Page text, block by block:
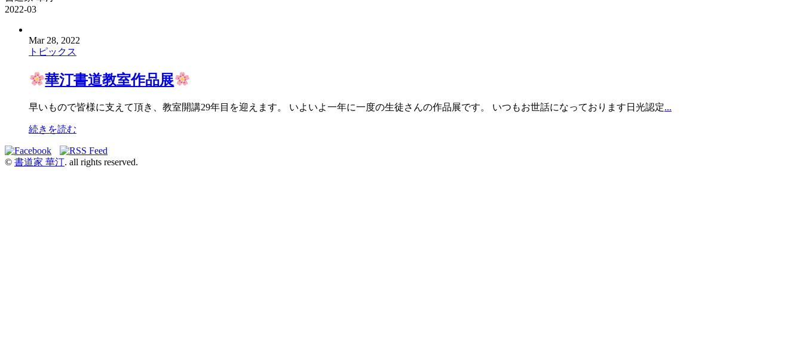
2022-03
Mar 28, 2022
トピックス
華汀書道教室作品展
早いもので皆様に支えて頂き、教室開講29年目を迎えます。 いよいよ一年に一度の生徒さんの作品展です。 いつもお世話になっております日光認定...
続きを読む
© 書道家 華汀. all rights reserved.